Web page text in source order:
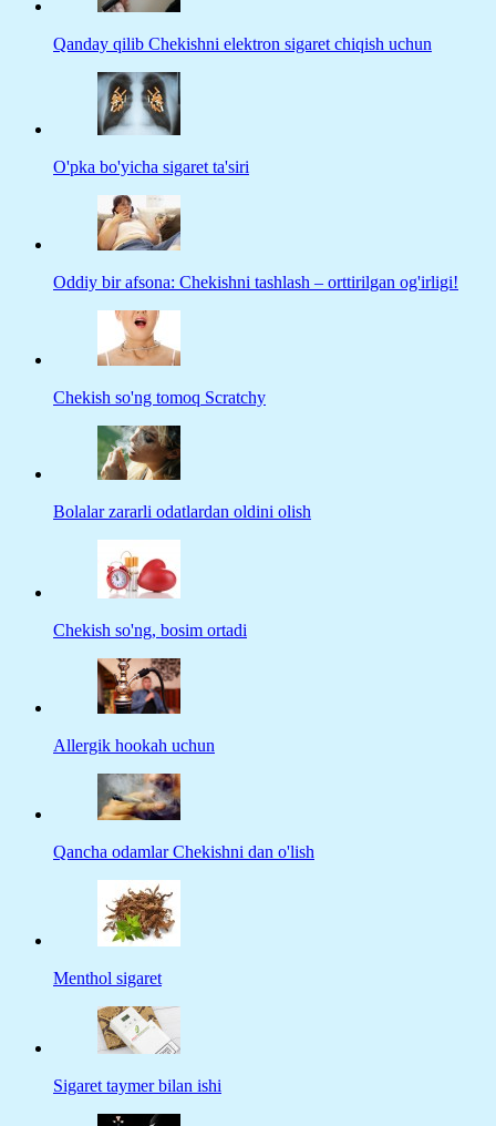
Qanday qilib Chekishni elektron sigaret chiqish uchun
O'pka bo'yicha sigaret ta'siri
Oddiy bir afsona: Chekishni tashlash – orttirilgan og'irligi!
Chekish so'ng tomoq Scratchy
Bolalar zararli odatlardan oldini olish
Chekish so'ng, bosim ortadi
Allergik hookah uchun
Qancha odamlar Chekishni dan o'lish
Menthol sigaret
Sigaret taymer bilan ishi